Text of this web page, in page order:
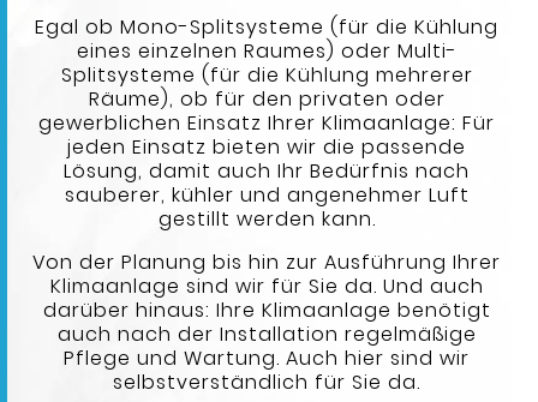
Egal ob Mono-Splitsysteme (für die Kühlung
eines einzelnen Raumes) oder Multi-
Splitsysteme (für die Kühlung mehrerer
Räume), ob für den privaten oder
gewerblichen Einsatz Ihrer Klimaanlage: Für
jeden Einsatz bieten wir die passende
Lösung, damit auch Ihr Bedürfnis nach
sauberer, kühler und angenehmer Luft
gestillt werden kann.
Von der Planung bis hin zur Ausführung Ihrer
Klimaanlage sind wir für Sie da. Und auch
darüber hinaus: Ihre Klimaanlage benötigt
auch nach der Installation regelmäßige
Pflege und Wartung. Auch hier sind wir
selbstverständlich für Sie da.